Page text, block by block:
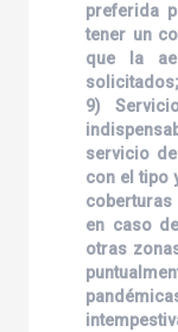
preferida
tener un
que la
solicitados;
9)
servicio
con el tipo
en caso
otras